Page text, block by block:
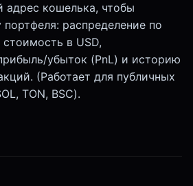
адрес кошелька, чтобы
портфеля: распределение по
в USD,
убыток (PnL) и историю
(Работает для публичных
TON, BSC).